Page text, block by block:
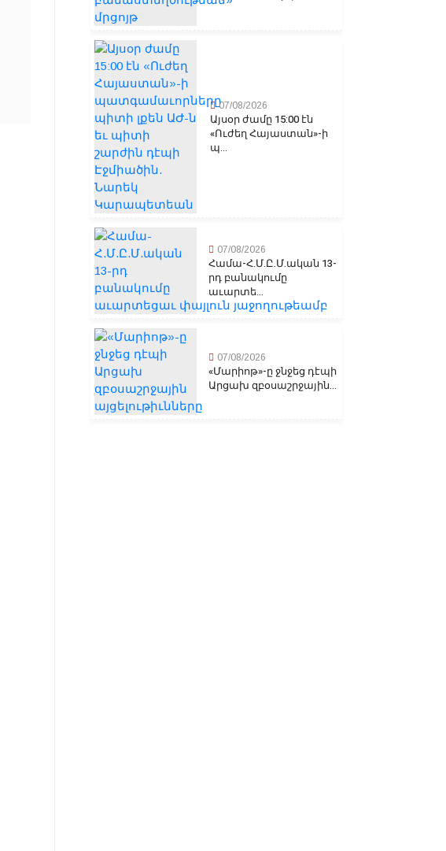
07/08/2026
Այսօր ժամը 15:00 էն
«Ուժեղ Հայաստան»-ի
պ...
07/08/2026
Համա-Հ.Մ.Ը.Մ.ական 13-
րդ բանակումը
աւարտե...
07/08/2026
«Մարիոթ»-ը ջնջեց դէպի
Արցախ զբօսաշրջային...